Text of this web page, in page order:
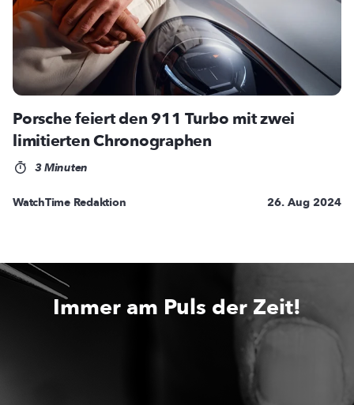
Porsche feiert den 911 Turbo mit zwei
limitierten Chronographen
3 Minuten
WatchTime Redaktion 26. Aug 2024
Immer am Puls der Zeit!